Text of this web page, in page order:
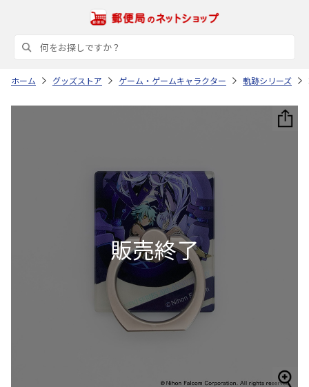
ホーム グッズストア ゲーム・ゲームキャラクター 軌跡シリーズ